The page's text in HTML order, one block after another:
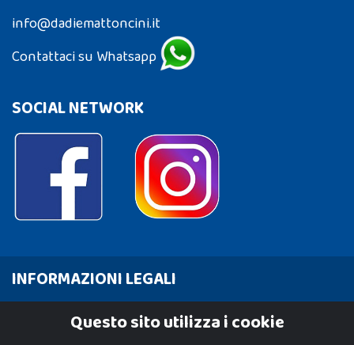
info@dadiemattoncini.it
Contattaci su Whatsapp
SOCIAL NETWORK
INFORMAZIONI LEGALI
Cookie PolicyQuesto sito utilizza i cookie